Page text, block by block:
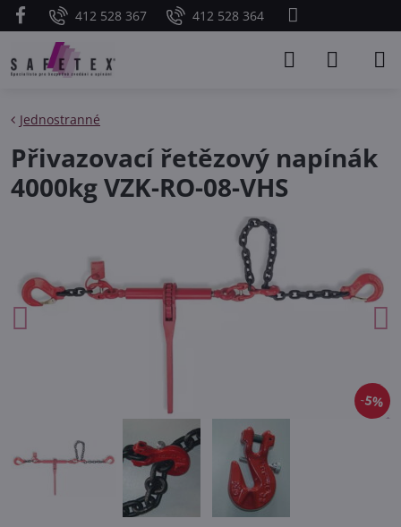
412 528 367 412 528 364
5%
Jednostranné
Přivazovací řetězový napínák
4000kg VZK-RO-08-VHS